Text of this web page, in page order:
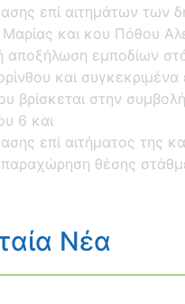
επί αιτημάτων των
και κου Πόθου
αποξήλωση εμποδίων
και
βρίσκεται στην
6 και
επί αιτήματος της
παραχώρηση θέσης
Νέα